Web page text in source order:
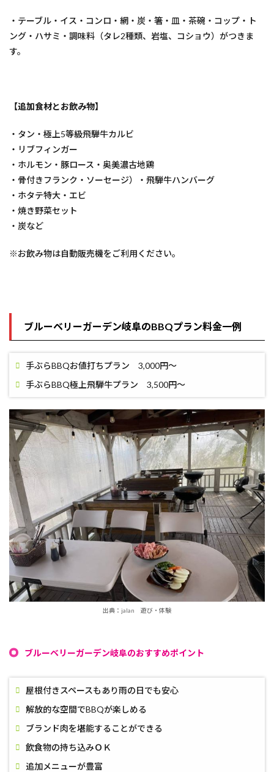
・テーブル・イス・コンロ・網・炭・箸・皿・茶碗・コップ・ト
ング・ハサミ・調味料（タレ2種類、岩塩、コショウ）がつきま
す。
【追加食材とお飲み物】
・タン・極上5等級飛騨牛カルビ
・リブフィンガー
・ホルモン・豚ロース・奥美濃古地鶏
・骨付きフランク・ソーセージ）・飛騨牛ハンバーグ
・ホタテ特大・エビ
・焼き野菜セット
・炭など
※お飲み物は自動販売機をご利用ください。
ブルーベリーガーデン岐阜のBBQプラン料金一例
手ぶらBBQお値打ちプラン 3,000円～
手ぶらBBQ極上飛騨牛プラン 3,500円～
出典：jalan 遊び・体験
ブルーベリーガーデン岐阜のおすすめポイント
屋根付きスペースもあり雨の日でも安心
解放的な空間でBBQが楽しめる
ブランド肉を堪能することができる
飲食物の持ち込みＯＫ
追加メニューが豊富